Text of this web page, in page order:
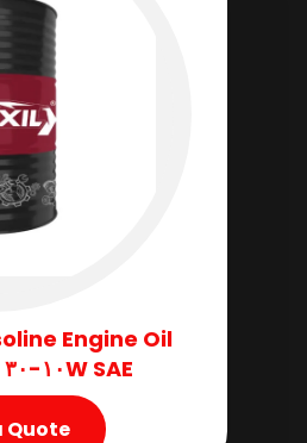
Engine Oil
SAE ١٠W-٣٠ SL/CF ٦٠ Liter
Quote